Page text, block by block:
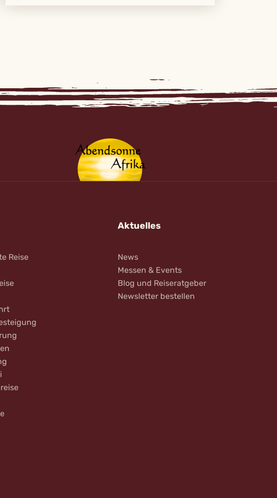
Reise
Aktuelles
News
Messen & Events
Blog und Reiseratgeber
Newsletter bestellen